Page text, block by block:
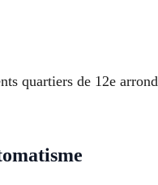
quartiers de 12e